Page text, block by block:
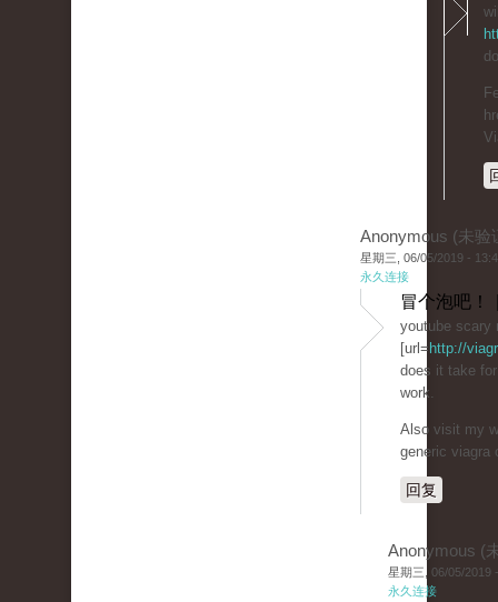
Anonymous (未验
星期三, 06/05/2019 -
永久连接
冒个泡吧！
youtube scary
[url= http://
does it take
work.
Also visit my
generic viagra
回复
Anonymous (
星期三, 06/05/2019
永久连接